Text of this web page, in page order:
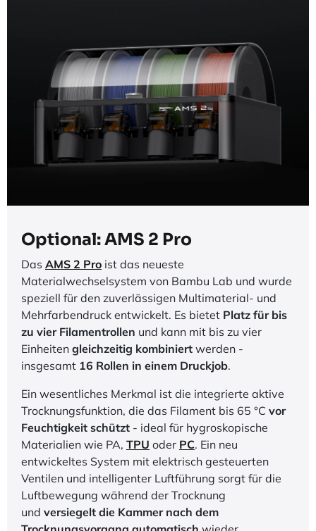
verbessern. Gerade bei häufigem Einsatz oder in
Büros und Bildungsumgebungen entsteht so ein
deutlich angenehmeres und kontrollierteres
Druckumfeld.
Optional: AMS 2 Pro
DasAMS 2 Proist das neueste
Materialwechselsystem von Bambu Lab und wurde
speziell für den zuverlässigen Multimaterial- und
Mehrfarbendruck entwickelt. Es bietetPlatz für bis
zu vier Filamentrollenund kann mit bis zu vier
Einheitengleichzeitig kombiniertwerden -
insgesamt16 Rollen in einem Druckjob